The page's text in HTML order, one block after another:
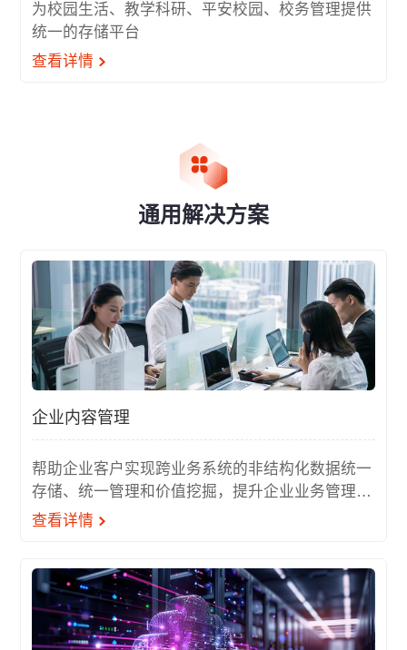
为校园生活、教学科研、平安校园、校务管理提供
统一的存储平台
查看详情
通用解决方案
企业内容管理
帮助企业客户实现跨业务系统的非结构化数据统一
存储、统一管理和价值挖掘，提升企业业务管理水
平。
查看详情